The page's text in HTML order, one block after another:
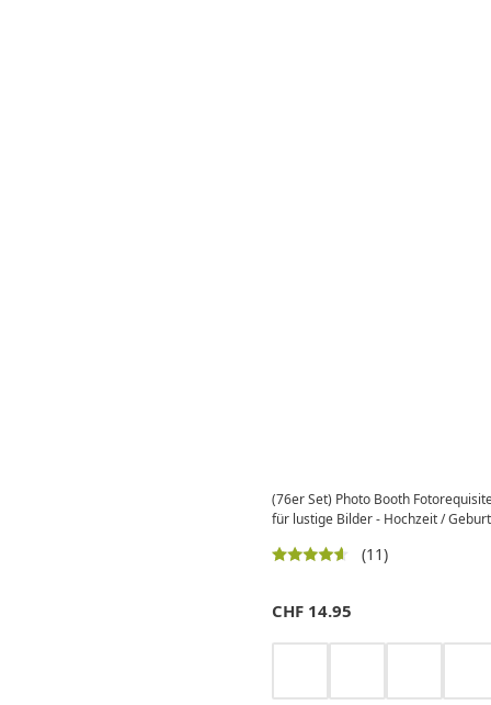
(76er Set) Photo Booth
für lustige Bilder - Hochzeit /
(11)
CHF 14.95